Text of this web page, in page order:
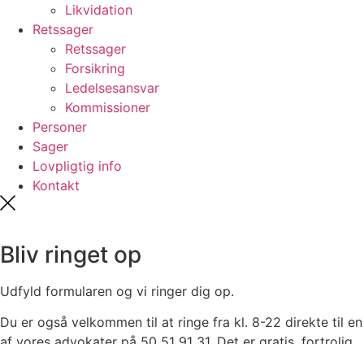
Likvidation
Retssager
Retssager
Forsikring
Ledelsesansvar
Kommissioner
Personer
Sager
Lovpligtig info
Kontakt
Bliv ringet op
Udfyld formularen og vi ringer dig op.
Du er også velkommen til at ringe fra kl. 8-22 direkte til en